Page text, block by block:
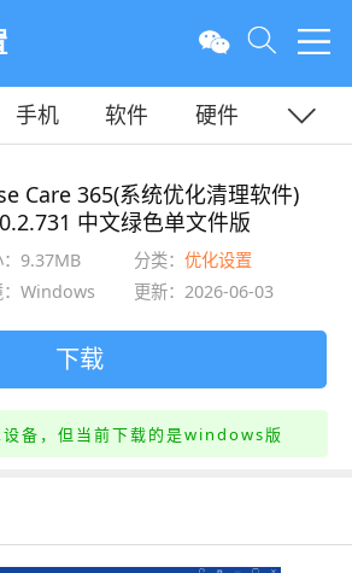
手机 软件
硬件
Care 365(系统优化清理软件)
中文绿色单文件版
：9.37MB 分类：优化设置
：Windows
更新：2026-06-03
下载
设备，但当前下载的是windows版